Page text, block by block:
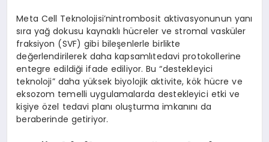
Meta Cell Teknolojisi’nintrombosit aktivasyonunun yanı
sıra yağ dokusu kaynaklı hücreler ve stromal vasküler
fraksiyon (SVF) gibi bileşenlerle birlikte
değerlendirilerek daha kapsamlıtedavi protokollerine
entegre edildiği ifade ediliyor. Bu “destekleyici
teknoloji” daha yüksek biyolojik aktivite, kök hücre ve
eksozom temelli uygulamalarda destekleyici etki ve
kişiye özel tedavi planı oluşturma imkanını da
beraberinde getiriyor.